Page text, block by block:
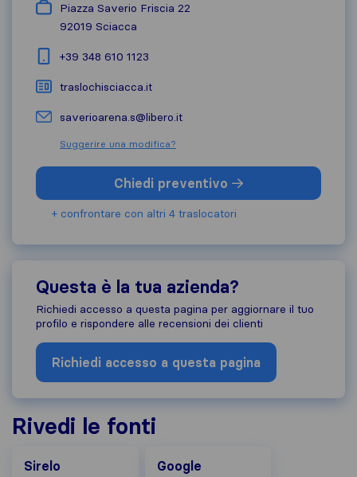
Piazza Saverio Friscia 22
92019 Sciacca
+39 348 610 1123
traslochisciacca.it
saverioarena.s@libero.it
Suggerire una modifica?
Chiedi preventivo
+ confrontare con altri 4 traslocatori
Questa è la tua azienda?
Richiedi accesso a questa pagina per aggiornare il tuo
profilo e rispondere alle recensioni dei clienti
Richiedi accesso a questa pagina
Rivedi le fonti
Sirelo
Google